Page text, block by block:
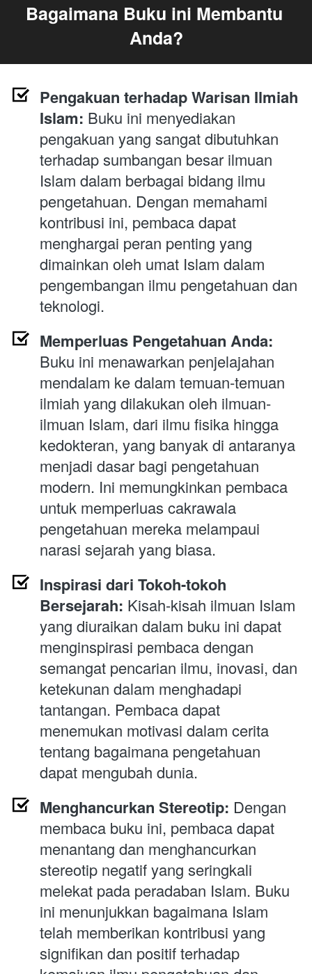
Bagaimana Buku ini Membantu
Anda?
Pengakuan terhadap Warisan Ilmiah
Islam: Buku ini menyediakan
pengakuan yang sangat dibutuhkan
terhadap sumbangan besar ilmuan
Islam dalam berbagai bidang ilmu
pengetahuan. Dengan memahami
kontribusi ini, pembaca dapat
menghargai peran penting yang
dimainkan oleh umat Islam dalam
pengembangan ilmu pengetahuan dan
teknologi.
Memperluas Pengetahuan Anda:
Buku ini menawarkan penjelajahan
mendalam ke dalam temuan-temuan
ilmiah yang dilakukan oleh ilmuan-
ilmuan Islam, dari ilmu fisika hingga
kedokteran, yang banyak di antaranya
menjadi dasar bagi pengetahuan
modern. Ini memungkinkan pembaca
untuk memperluas cakrawala
pengetahuan mereka melampaui
narasi sejarah yang biasa.
Inspirasi dari Tokoh-tokoh
Bersejarah: Kisah-kisah ilmuan Islam
yang diuraikan dalam buku ini dapat
menginspirasi pembaca dengan
semangat pencarian ilmu, inovasi, dan
ketekunan dalam menghadapi
tantangan. Pembaca dapat
menemukan motivasi dalam cerita
tentang bagaimana pengetahuan
dapat mengubah dunia.
Menghancurkan Stereotip: Dengan
membaca buku ini, pembaca dapat
menantang dan menghancurkan
stereotip negatif yang seringkali
melekat pada peradaban Islam. Buku
ini menunjukkan bagaimana Islam
telah memberikan kontribusi yang
signifikan dan positif terhadap